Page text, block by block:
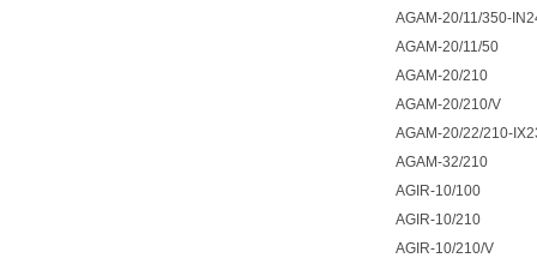
AGAM-20/11/350-
AGAM-20/11/50
AGAM-20/210
AGAM-20/210/V
AGAM-20/22/210-
AGAM-32/210
AGIR-10/100
AGIR-10/210
AGIR-10/210/V